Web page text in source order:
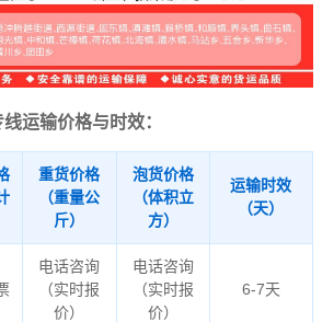
运输价格与时效：
重货价格
（重量公
斤）
泡货价格
（体积立
方）
运输时效
（天）
电话咨询
（实时报
价）
电话咨询
（实时报
价）
6-7天